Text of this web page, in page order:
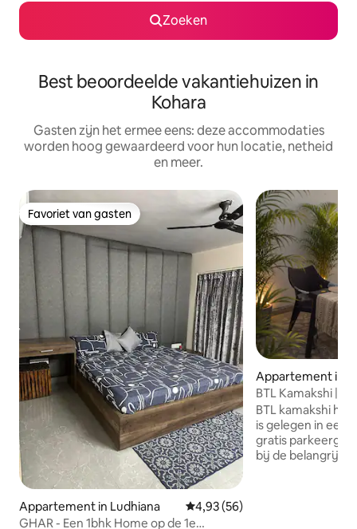
Zoeken
Best beoordeelde vakantiehuizen in
Kohara
Gasten zijn het ermee eens: deze accommodaties
worden hoog gewaardeerd voor hun locatie, netheid
en meer.
Favoriet van gasten
Favoriet van gasten
Appartement in Ludhiana Gemiddelde beoordeling van
4,93 (56)
GHAR - Een 1bhk Home op de 1e
Appartement in
BTL Kamakshi | 3
in de open lucht |
BTL kamakshi
is gelegen in een
gratis
bij de